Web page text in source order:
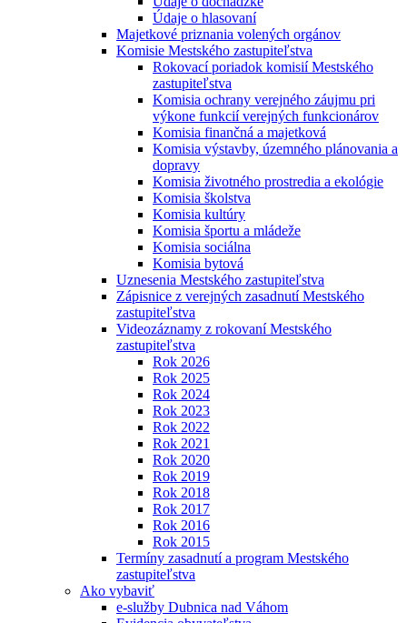
Údaje o hlasovaní
Majetkové priznania volených orgánov
Komisie Mestského zastupiteľstva
Rokovací poriadok komisií Mestského
zastupiteľstva
Komisia ochrany verejného záujmu pri
výkone funkcií verejných funkcionárov
Komisia finančná a majetková
Komisia výstavby, územného plánovania a
dopravy
Komisia životného prostredia a ekológie
Komisia školstva
Komisia kultúry
Komisia športu a mládeže
Komisia sociálna
Komisia bytová
Uznesenia Mestského zastupiteľstva
Zápisnice z verejných zasadnutí Mestského
zastupiteľstva
Videozáznamy z rokovaní Mestského
zastupiteľstva
Rok 2026
Rok 2025
Rok 2024
Rok 2023
Rok 2022
Rok 2021
Rok 2020
Rok 2019
Rok 2018
Rok 2017
Rok 2016
Rok 2015
Termíny zasadnutí a program Mestského
zastupiteľstva
Ako vybaviť
e-služby Dubnica nad Váhom